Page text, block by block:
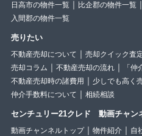
日高市の物件一覧
比企郡の物件一覧
入間郡の物件一覧
売りたい
不動産売却について 売却クイック査
売却コラム
不動産売却の流れ
「
不動産売却時の諸費用
少しでも高く
仲介手数料について
相続相談
センチュリー21クレド 動画チャン
動画チャンネルトップ 物件紹介 自